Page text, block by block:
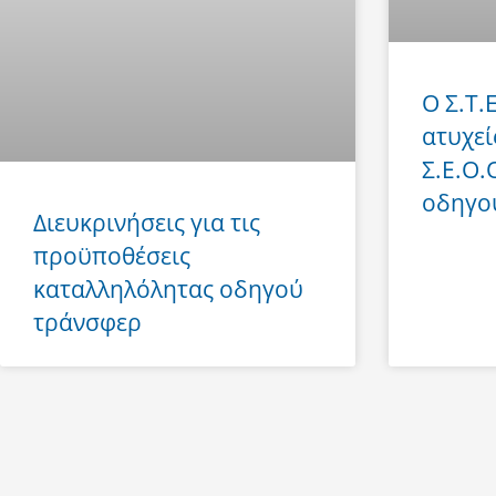
Διευκρινήσεις για τις
προϋποθέσεις
καταλληλόλητας οδηγού
τράνσφερ
Ο